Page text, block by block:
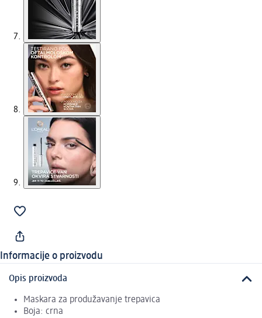
Informacije o proizvodu
Opis proizvoda
Maskara za produžavanje trepavica
Boja: crna